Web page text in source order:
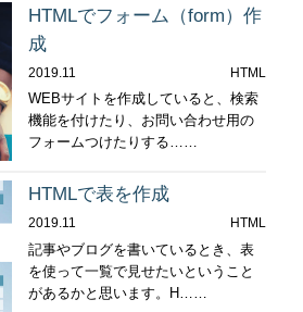
HTMLでフォーム（form）作
成
2019.11
HTML
WEBサイトを作成していると、検索
機能を付けたり、お問い合わせ用の
フォームつけたりする……
HTMLで表を作成
2019.11
HTML
記事やブログを書いているとき、表
を使って一覧で見せたいということ
があるかと思います。H……